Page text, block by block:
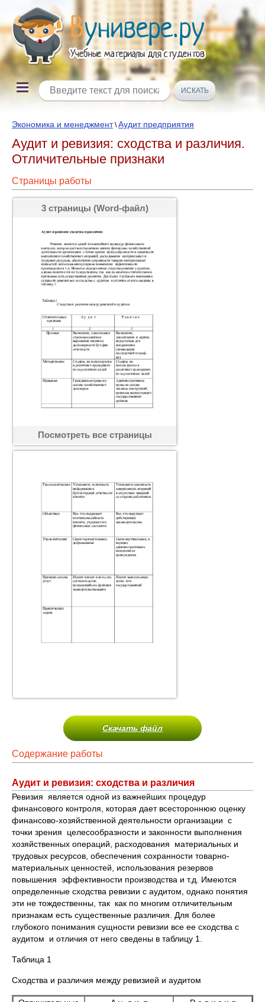
Экономика и менеджмент\Аудит предприятия
Аудит и ревизия: сходства и различия.
Отличительные признаки
Страницы работы
3 страницы (Word-файл)
Посмотреть все страницы
Скачать файл
Содержание работы
Аудит и ревизия: сходства и различия
Ревизия является одной из важнейших процедур
финансового контроля, которая дает всестороннюю оценку
финансово-хозяйственной деятельности организации с
точки зрения целесообразности и законности выполнения
хозяйственных операций, расходования материальных и
трудовых ресурсов, обеспечения сохранности товарно-
материальных ценностей, использования резервов
повышения эффективности производства и т.д. Имеются
определенные сходства ревизии с аудитом, однако понятия
эти не тождественны, так как по многим отличительным
признакам есть существенные различия. Для более
глубокого понимания сущности ревизии все ее сходства с
аудитом и отличия от него сведены в таблицу 1.
Таблица 1
Сходства и различия между ревизией и аудитом